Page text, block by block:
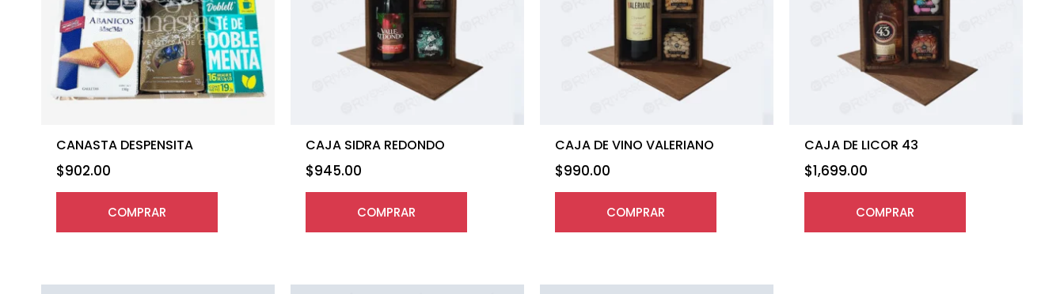
CANASTA DESPENSITA
$902.00
COMPRAR
CAJA SIDRA REDONDO
$945.00
COMPRAR
CAJA DE VINO VALERIANO
$990.00
COMPRAR
CAJA DE LICOR 43
$1,699.00
COMPRAR